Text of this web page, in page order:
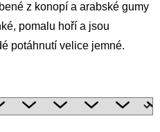
z konopí a arabské gumy
pomalu hoří a jsou
potáhnutí velice jemné.